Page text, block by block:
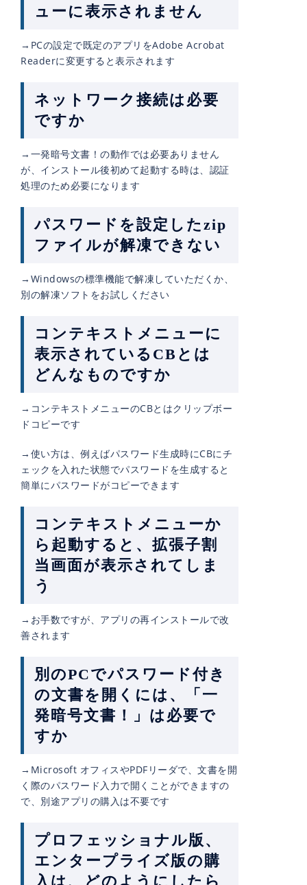
ューに表示されません
→PCの設定で既定のアプリをAdobe Acrobat
Readerに変更すると表示されます
ネットワーク接続は必要
ですか
→一発暗号文書！の動作では必要ありません
が、インストール後初めて起動する時は、認証
処理のため必要になります
パスワードを設定したzip
ファイルが解凍できない
→Windowsの標準機能で解凍していただくか、
別の解凍ソフトをお試しください
コンテキストメニューに
表示されているCBとは
どんなものですか
→コンテキストメニューのCBとはクリップボー
ドコピーです
→使い方は、例えばパスワード生成時にCBにチ
ェックを入れた状態でパスワードを生成すると
簡単にパスワードがコピーできます
コンテキストメニューか
ら起動すると、拡張子割
当画面が表示されてしま
う
→お手数ですが、アプリの再インストールで改
善されます
別のPCでパスワード付き
の文書を開くには、「一
発暗号文書！」は必要で
すか
→Microsoft オフィスやPDFリーダで、文書を開
く際のパスワード入力で開くことができますの
で、別途アプリの購入は不要です
プロフェッショナル版、
エンタープライズ版の購
入は、どのようにしたら